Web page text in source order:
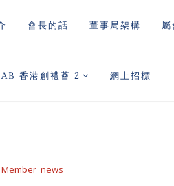
會長的話 董事局架構 屬
香港創禮薈 2 網上招標
Member_news